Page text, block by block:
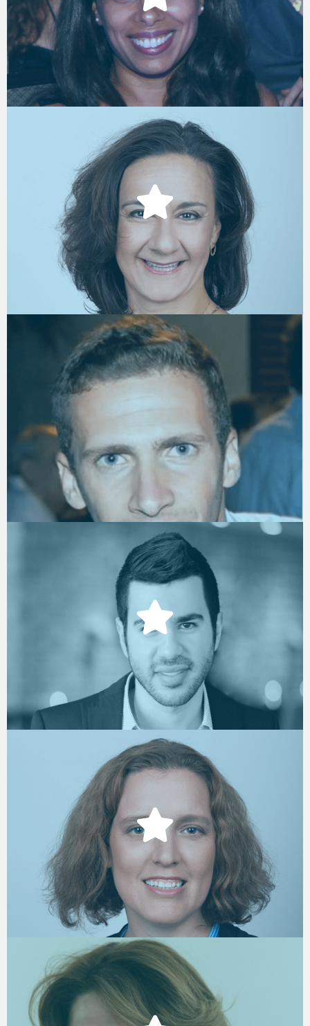
מנהלת חווית עובד, VERINT
ניל"י גולדפיין
שיווק ופיתוח עסקי, קבוצת נירם
גיתן NGG
נועם מרדכי
Business Development
Workey
אלעד גרייבר
Digital Architect, Microsoft
מורן דהן
בכירה - פתרונות לניהול הון
אנושי, קבוצת נירם גיתן NGG